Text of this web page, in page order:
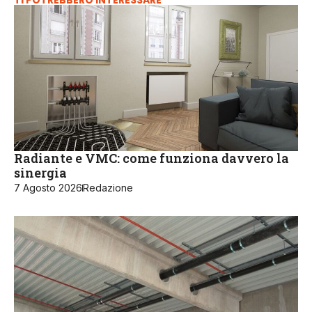
Radiante e VMC: come funziona davvero la
sinergia
7 Agosto 2026Redazione